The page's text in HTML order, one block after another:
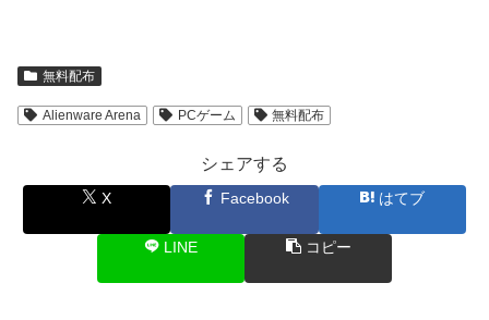
無料配布
Alienware Arena PCゲーム 無料配布
シェアする
X Facebook はてブ
LINE コピー